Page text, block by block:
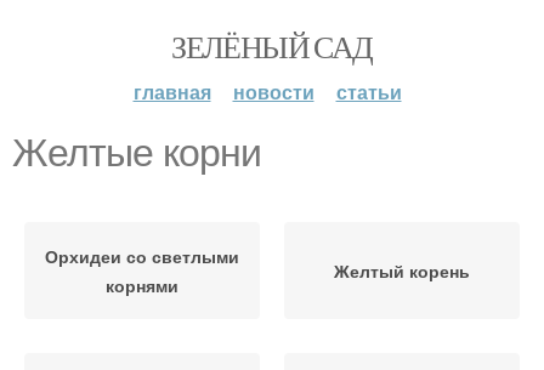
ЗЕЛЁНЫЙ САД
главная новости статьи
Желтые корни
Орхидеи со светлыми
корнями
Желтый корень